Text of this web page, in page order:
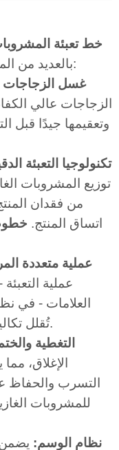
خط تعبئة
بالعديد من الميزات المتقدمة لتعزيز أدائه وكفاءته:
غسل الزجاجات
الزجاجات عالي
وتعقيمها جيدًا قبل
تكنولوجيا التعبئة
توزيع المشروبات
من فقدان
اتساق المنتج.
عملية متعددة
عملية
العلامات - في
تُقلل تكاليف العمالة وتُعزز الكفاءة التشغيلية.
التغطية
الإغلاق،
التسرب والحفاظ
للمشروبات
نظام الوسم: